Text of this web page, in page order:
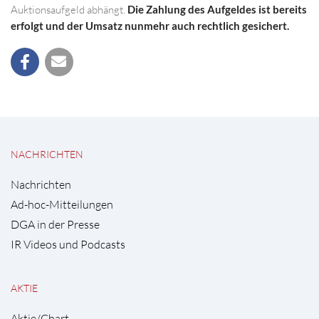
Auktionsaufgeld abhängt. Die Zahlung des Aufgeldes ist bereits
erfolgt und der Umsatz nunmehr auch rechtlich gesichert.
NACHRICHTEN
Nachrichten
Ad-hoc-Mitteilungen
DGA in der Presse
IR Videos und Podcasts
AKTIE